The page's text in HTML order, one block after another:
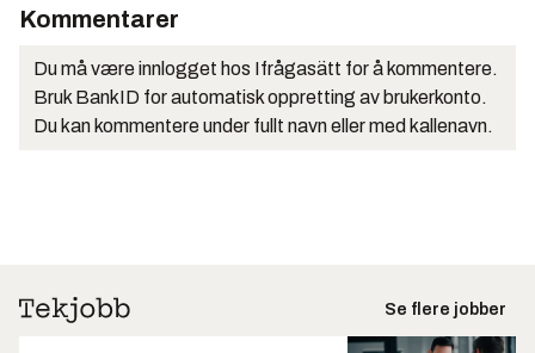
Kommentarer
Du må være innlogget hos Ifrågasätt for å kommentere.
Bruk BankID for automatisk oppretting av brukerkonto.
Du kan kommentere under fullt navn eller med kallenavn.
Se flere jobber